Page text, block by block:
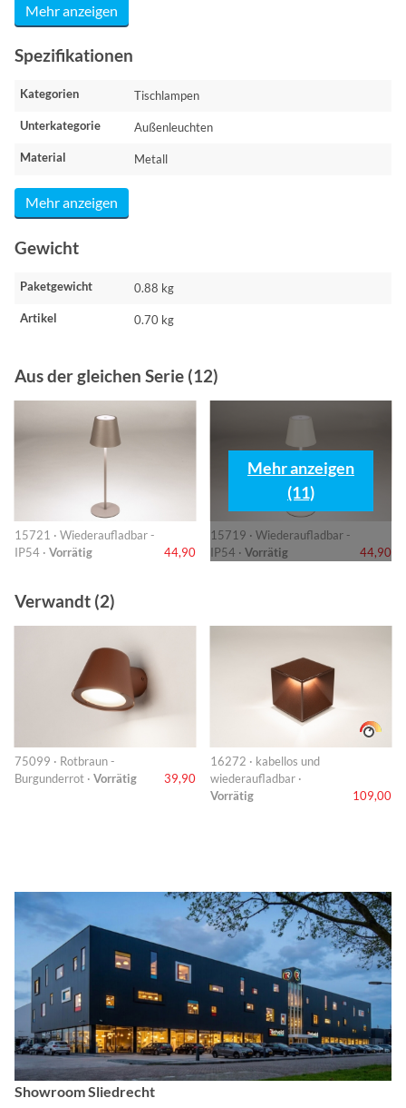
Mehr anzeigen
Spezifikationen
Kategorien Tischlampen
Unterkategorie Außenleuchten
Material Metall
Mehr anzeigen
Gewicht
Paketgewicht 0.88 kg
Artikel 0.70 kg
Aus der gleichen Serie (12)
15721 · Wiederaufladbar -
IP54 · Vorrätig 44,90
15719 · Wiederaufladbar -
IP54 · Vorrätig 44,90
Mehr anzeigen
(11)
Verwandt (2)
75099 · Rotbraun -
Burgunderrot · Vorrätig 39,90
16272 · kabellos und
wiederaufladbar ·
Vorrätig
109,00
Showroom Sliedrecht